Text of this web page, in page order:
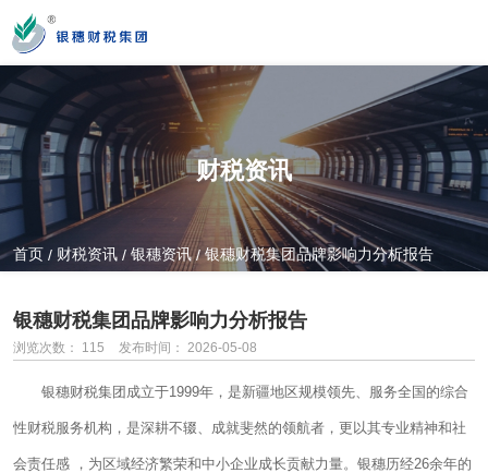
您好！新疆银穗财税服务集团股份有限公司官方网站！
营业时间
MON-SAT 10：00-19：00
0991-3822222
公司门店地址
财税资讯
首页 / 财税资讯 / 银穗资讯 /银穗财税集团品牌影响力分析报告
银穗财税集团品牌影响力分析报告
浏览次数： 115 发布时间： 2026-05-08
银穗财税集团成立于1999年，是新疆地区规模领先、服务全国的综合
性财税服务机构，是深耕不辍、成就斐然的领航者，更以其专业精神和社
会责任感 ，为区域经济繁荣和中小企业成长贡献力量。银穗历经26余年的